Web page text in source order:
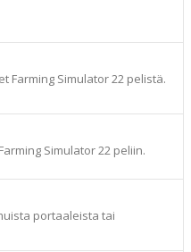
Farming Simulator 22 pelistä.
Simulator 22 peliin.
portaaleista tai